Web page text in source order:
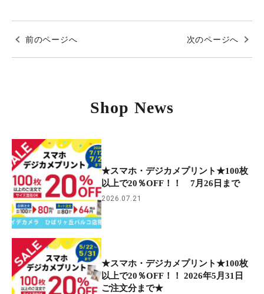
前のページへ 次のページへ
Shop News
★スマホ・デジカメプリント★100枚
以上で20％OFF！！ 7月26日まで
2026.07.21
★スマホ・デジカメプリント★100枚
以上で20％OFF！！ 2026年5月31日
ご注文分まで★